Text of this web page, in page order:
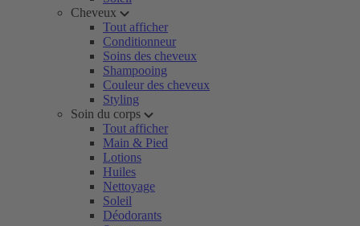
Cheveux
Tout afficher
Conditionneur
Soins des cheveux
Shampooing
Couleur des cheveux
Styling
Soin du corps
Tout afficher
Main & Pied
Lotions
Huiles
Nettoyage
Soleil
Déodorants